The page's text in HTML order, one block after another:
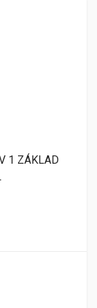
1 ZÁKLAD